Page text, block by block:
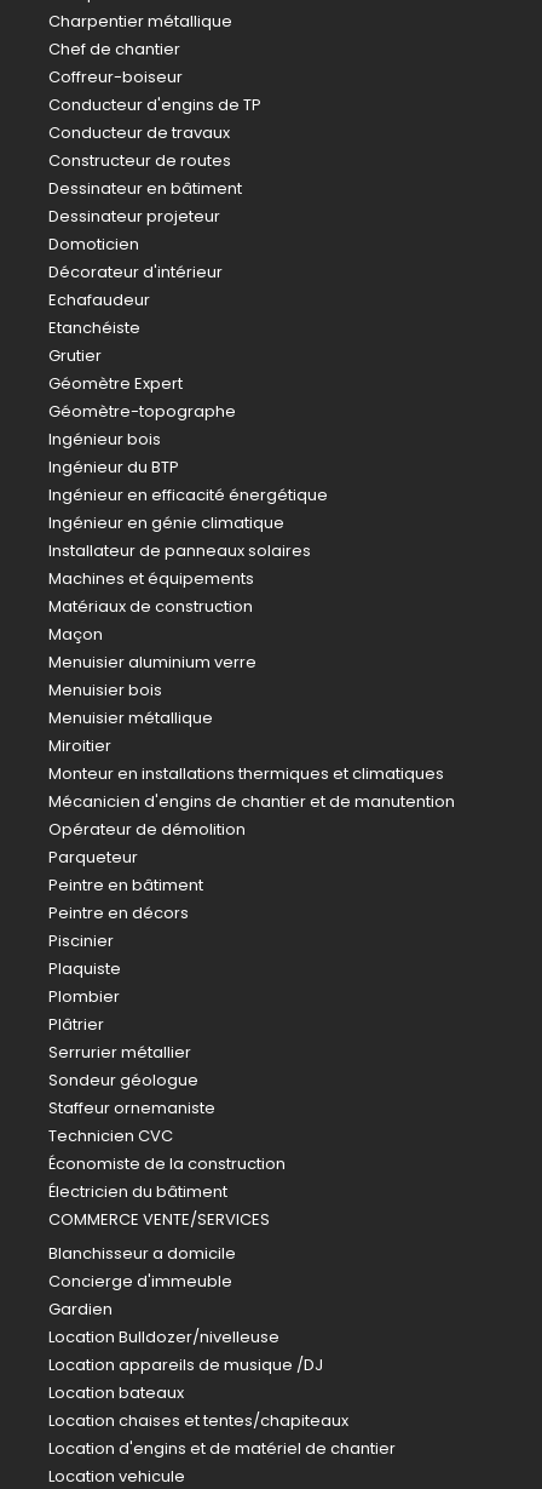
Charpentier métallique
Chef de chantier
Coffreur-boiseur
Conducteur d'engins de TP
Conducteur de travaux
Constructeur de routes
Dessinateur en bâtiment
Dessinateur projeteur
Domoticien
Décorateur d'intérieur
Echafaudeur
Etanchéiste
Grutier
Géomètre Expert
Géomètre-topographe
Ingénieur bois
Ingénieur du BTP
Ingénieur en efficacité énergétique
Ingénieur en génie climatique
Installateur de panneaux solaires
Machines et équipements
Matériaux de construction
Maçon
Menuisier aluminium verre
Menuisier bois
Menuisier métallique
Miroitier
Monteur en installations thermiques et climatiques
Mécanicien d'engins de chantier et de manutention
Opérateur de démolition
Parqueteur
Peintre en bâtiment
Peintre en décors
Piscinier
Plaquiste
Plombier
Plâtrier
Serrurier métallier
Sondeur géologue
Staffeur ornemaniste
Technicien CVC
Économiste de la construction
Électricien du bâtiment
COMMERCE VENTE/SERVICES
Blanchisseur a domicile
Concierge d'immeuble
Gardien
Location Bulldozer/nivelleuse
Location appareils de musique /DJ
Location bateaux
Location chaises et tentes/chapiteaux
Location d'engins et de matériel de chantier
Location vehicule